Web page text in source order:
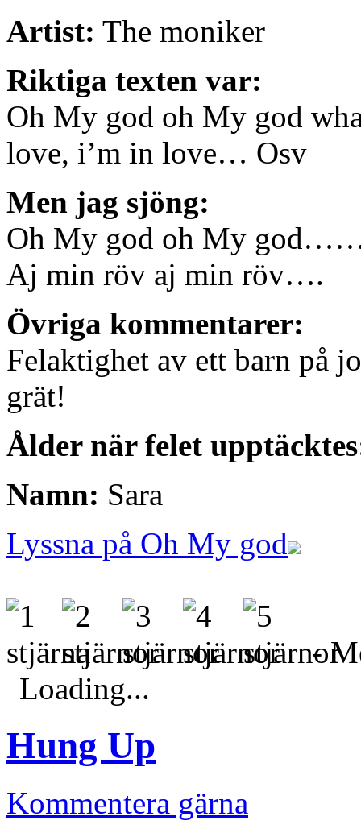
Artist: The moniker
Riktiga texten var:
Oh My god oh My god
love, i’m in love… Osv
Men jag sjöng:
Oh My god oh My
Aj min röv aj min röv….
Övriga kommentarer:
Felaktighet av ett barn på
grät!
Ålder när felet
Namn: Sara
Lyssna på Oh My god
-
Loading...
Hung Up
Kommentera gärna